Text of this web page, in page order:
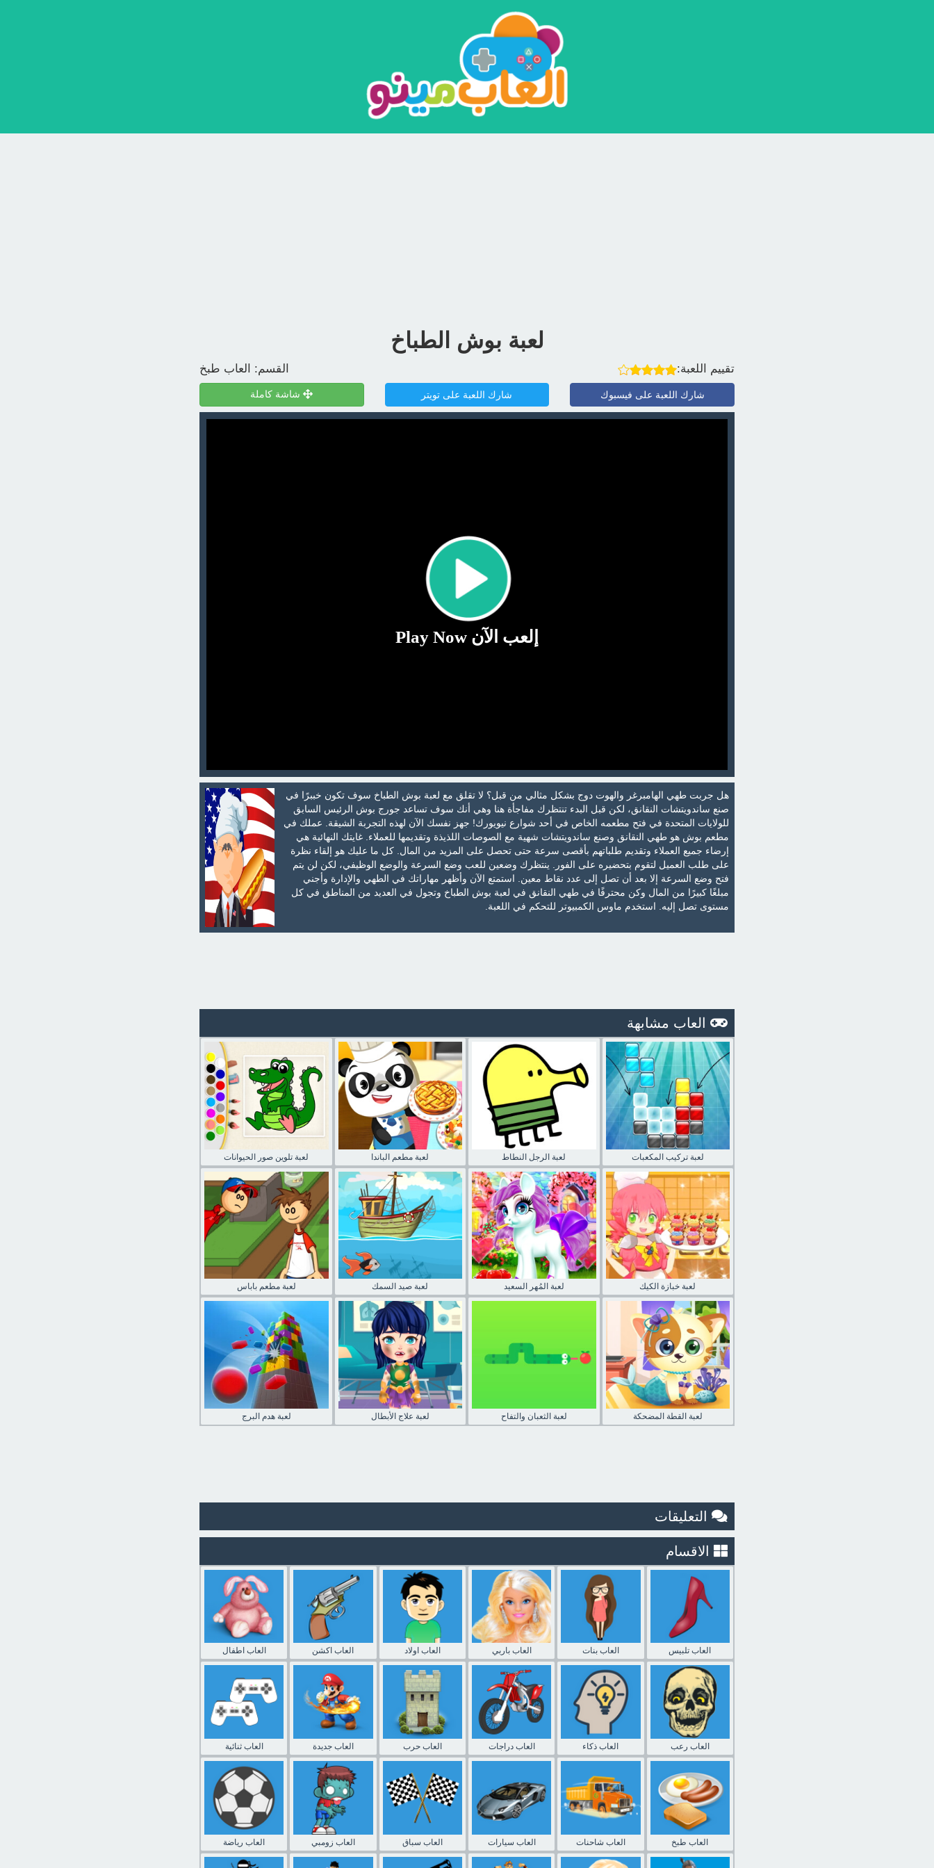
لعبة بوش الطباخ
القسم: العاب طبخ تقييم اللعبة:
شاشة كاملة شارك اللعبة على تويتر شارك اللعبة على فيسبوك
إلعب الآن Play Now
هل جربت طهي الهامبرغر والهوت دوج بشكل مثالي من قبل؟ لا تقلق مع لعبة بوش الطباخ سوف تكون خببرًا في
صنع ساندويتشات النقانق، لكن قبل البدء تنتظرك مفاجأة هنا وهي أنك سوف تساعد جورج بوش الرئيس السابق
للولايات المتحدة في فتح مطعمه الخاص في أحد شوارع نيويورك! جهز نفسك الآن لهذه التجربة الشيقة. عملك في
مطعم بوش هو طهي النقانق وصنع ساندويتشات شهية مع الصوصات اللذيذة وتقديمها للعملاء. غايتك النهائية هي
إرضاء جميع العملاء وتقديم طلباتهم بأقصى سرعة حتى تحصل على المزيد من المال. كل ما عليك هو إلقاء نظرة
على طلب العميل لتقوم بتحضيره على الفور. ينتظرك وضعين للعب وضع السرعة والوضع الوظيفي، لكن لن يتم
فتح وضع السرعة إلا بعد أن تصل إلى عدد نقاط معين. استمتع الآن وأظهر مهاراتك في الطهي والإدارة وأجني
مبلغًا كبيرًا من المال وكن محترفًا في طهي النقانق في لعبة بوش الطباخ وتجول في العديد من المناطق في كل
مستوى تصل إليه. استخدم ماوس الكمبيوتر للتحكم في اللعبة.
العاب مشابهة
لعبة تلوين صور الحيوانات لعبة مطعم الباندا لعبة الرجل النطاط لعبة تركيب المكعبات
لعبة مطعم باباس لعبة صيد السمك لعبة المُهر السعيد لعبة خبازة الكيك
لعبة هدم البرج لعبة علاج الأبطال لعبة الثعبان والتفاح لعبة القطة المضحكة
التعليقات
الاقسام
العاب اطفال العاب اكشن العاب اولاد العاب باربي العاب بنات العاب تلبيس
العاب ثنائية العاب جديدة العاب حرب العاب دراجات العاب ذكاء العاب رعب
العاب رياضة العاب زومبي العاب سباق العاب سيارات العاب شاحنات العاب طبخ